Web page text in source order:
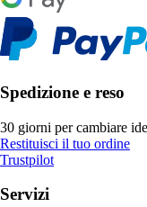
Spedizione e reso
30 giorni per cambiare
Restituisci il tuo ordine
Trustpilot
Servizi